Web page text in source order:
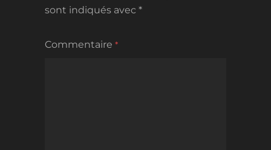
sont indiqués avec *
Commentaire *